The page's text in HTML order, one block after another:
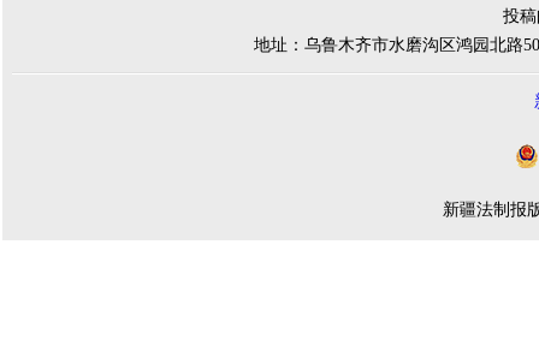
投稿
地址：乌鲁木齐市水磨沟区鸿园北路
新疆法制报